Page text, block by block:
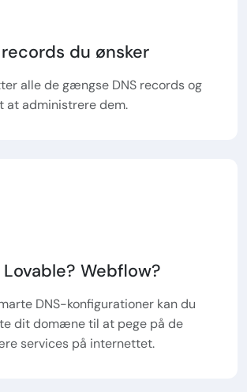
records du ønsker
alle de gængse DNS records og
at administrere dem.
Webflow?
DNS-konfigurationer kan du
dit domæne til at pege på de
services på internettet.